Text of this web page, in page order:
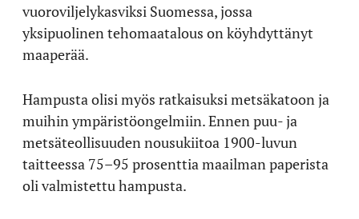
vuoroviljelykasviksi Suomessa, jossa
yksipuolinen tehomaatalous on köyhdyttänyt
maaperää.
Hampusta olisi myös ratkaisuksi metsäkatoon ja
muihin ympäristöongelmiin. Ennen puu- ja
metsäteollisuuden nousukiitoa 1900-luvun
taitteessa 75–95 prosenttia maailman paperista
oli valmistettu hampusta.